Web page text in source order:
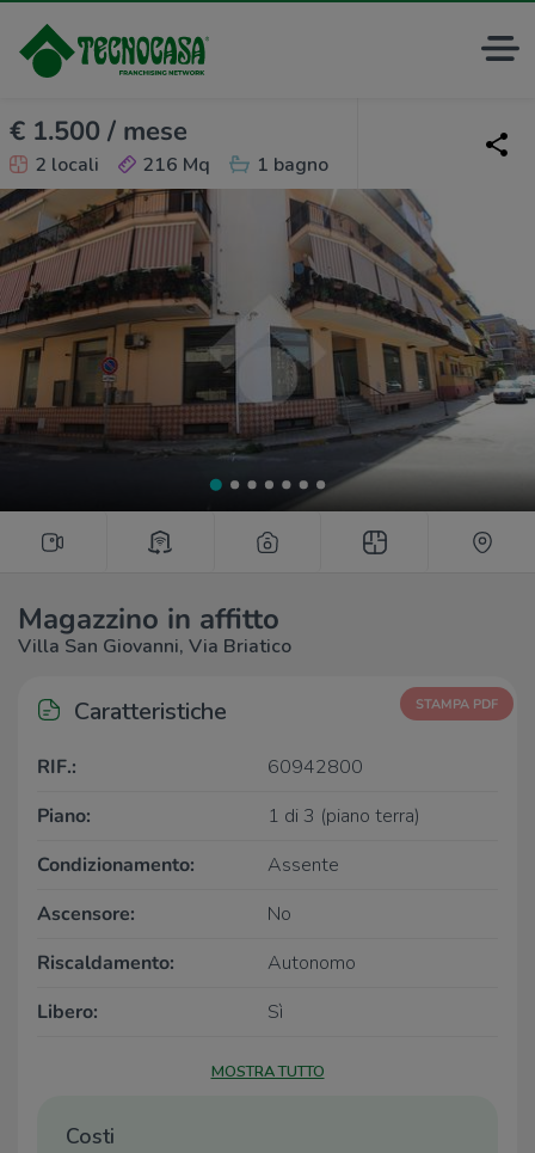
€ 1.500 / mese
2 locali 216 Mq 1 bagno
Magazzino in affitto
Villa San Giovanni, Via Briatico
Caratteristiche STAMPA PDF
RIF.:
60942800
Piano:
1 di 3 (piano terra)
Condizionamento:
Assente
Ascensore:
No
Riscaldamento:
Autonomo
Libero:
Sì
MOSTRA TUTTO
Costi